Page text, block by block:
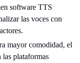
software TTS
las voces con
mayor comodidad, el
plataformas